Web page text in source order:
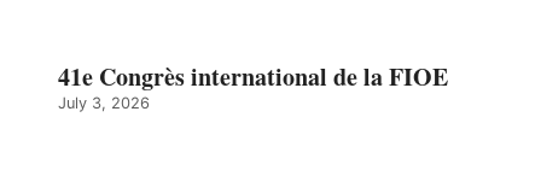
41e Congrès international de la FIOE
July 3, 2026